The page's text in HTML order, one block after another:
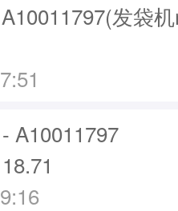
发袋
A10011797